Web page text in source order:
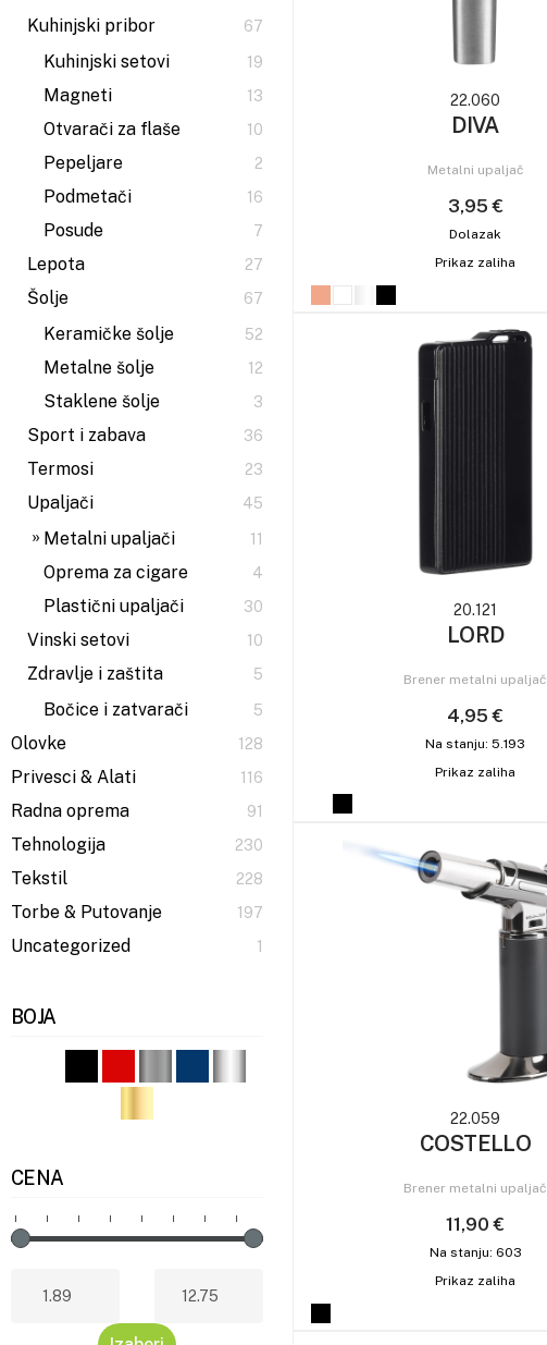
22.060
DIVA
Metalni upaljač
3,95 €
Dolazak
Prikaz zaliha
20.121
LORD
Brener metalni upaljač
4,95 €
Na stanju: 5.193
Prikaz zaliha
22.059
COSTELLO
Brener metalni upaljač
11,90 €
Na stanju: 603
Prikaz zaliha
Kuhinjski pribor 67
Kuhinjski setovi 19
Magneti 13
Otvarači za flaše 10
Pepeljare 2
Podmetači 16
Posude 7
Lepota 27
Šolje 67
Keramičke šolje 52
Metalne šolje 12
Staklene šolje 3
Sport i zabava 36
Termosi 23
Upaljači 45
Metalni upaljači 11
Oprema za cigare 4
Plastični upaljači 30
Vinski setovi 10
Zdravlje i zaštita 5
Bočice i zatvarači 5
Olovke 128
Privesci & Alati 116
Radna oprema 91
Tehnologija 230
Tekstil 228
Torbe & Putovanje 197
Uncategorized 1
BOJA
CENA